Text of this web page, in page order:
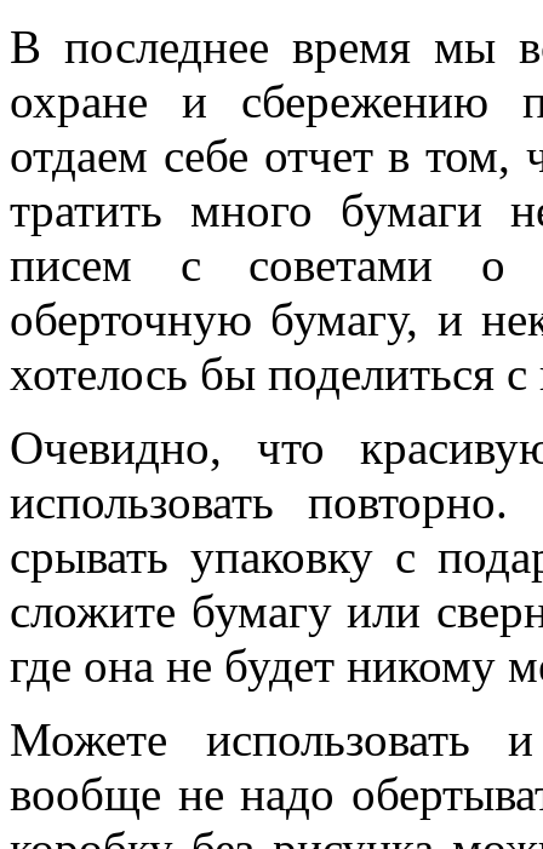
В последнее время мы
охране и сбережению
отдаем себе отчет в том,
тратить много бумаги
писем с советами о
оберточную бумагу, и
хотелось бы поделиться
Очевидно, что
использовать
срывать упаковку с
сложите бумагу или
где она не будет никому
Можете использовать
вообще не надо